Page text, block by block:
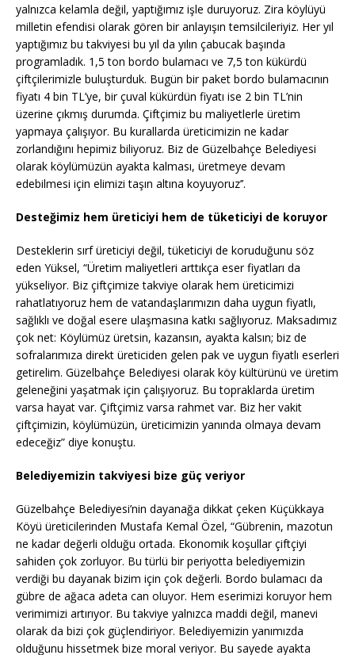
yalnızca kelamla değil, yaptığımız işle duruyoruz. Zira köylüyü
milletin efendisi olarak gören bir anlayışın temsilcileriyiz. Her yıl
yaptığımız bu takviyesi bu yıl da yılın çabucak başında
programladık. 1,5 ton bordo bulamacı ve 7,5 ton kükürdü
çiftçilerimizle buluşturduk. Bugün bir paket bordo bulamacının
fiyatı 4 bin TL’ye, bir çuval kükürdün fiyatı ise 2 bin TL’nin
üzerine çıkmış durumda. Çiftçimiz bu maliyetlerle üretim
yapmaya çalışıyor. Bu kurallarda üreticimizin ne kadar
zorlandığını hepimiz biliyoruz. Biz de Güzelbahçe Belediyesi
olarak köylümüzün ayakta kalması, üretmeye devam
edebilmesi için elimizi taşın altına koyuyoruz’’.
Desteğimiz hem üreticiyi hem de tüketiciyi de koruyor
Desteklerin sırf üreticiyi değil, tüketiciyi de koruduğunu söz
eden Yüksel, “Üretim maliyetleri arttıkça eser fiyatları da
yükseliyor. Biz çiftçimize takviye olarak hem üreticimizi
rahatlatıyoruz hem de vatandaşlarımızın daha uygun fiyatlı,
sağlıklı ve doğal esere ulaşmasına katkı sağlıyoruz. Maksadımız
çok net: Köylümüz üretsin, kazansın, ayakta kalsın; biz de
sofralarımıza direkt üreticiden gelen pak ve uygun fiyatlı eserleri
getirelim. Güzelbahçe Belediyesi olarak köy kültürünü ve üretim
geleneğini yaşatmak için çalışıyoruz. Bu topraklarda üretim
varsa hayat var. Çiftçimiz varsa rahmet var. Biz her vakit
çiftçimizin, köylümüzün, üreticimizin yanında olmaya devam
edeceğiz” diye konuştu.
Belediyemizin takviyesi bize güç veriyor
Güzelbahçe Belediyesi’nin dayanağa dikkat çeken Küçükkaya
Köyü üreticilerinden Mustafa Kemal Özel, “Gübrenin, mazotun
ne kadar değerli olduğu ortada. Ekonomik koşullar çiftçiyi
sahiden çok zorluyor. Bu türlü bir periyotta belediyemizin
verdiği bu dayanak bizim için çok değerli. Bordo bulamacı da
gübre de ağaca adeta can oluyor. Hem eserimizi koruyor hem
verimimizi artırıyor. Bu takviye yalnızca maddi değil, manevi
olarak da bizi çok güçlendiriyor. Belediyemizin yanımızda
olduğunu hissetmek bize moral veriyor. Bu sayede ayakta